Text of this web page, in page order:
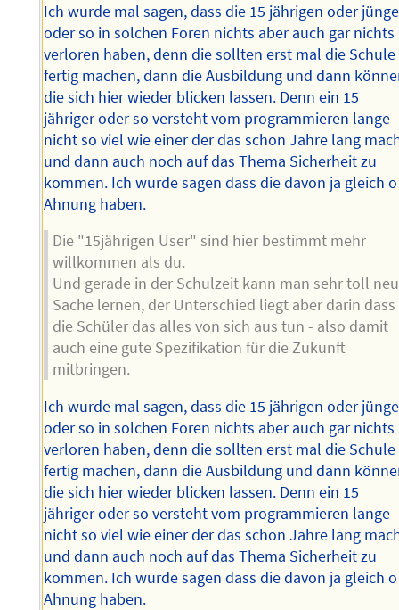
Ich wurde mal sagen, dass die 15 jährigen oder
oder so in solchen Foren nichts aber auch gar nichts
verloren haben, denn die sollten erst mal die Schule
fertig machen, dann die Ausbildung und dann
die sich hier wieder blicken lassen. Denn ein 15
jähriger oder so versteht vom programmieren lange
nicht so viel wie einer der das schon Jahre lang
und dann auch noch auf das Thema Sicherheit zu
kommen. Ich wurde sagen dass die davon ja gleich o
Ahnung haben.
Die "15jährigen User" sind hier bestimmt mehr
willkommen als du.
Und gerade in der Schulzeit kann man sehr toll
Sache lernen, der Unterschied liegt aber darin dass
die Schüler das alles von sich aus tun - also damit
auch eine gute Spezifikation für die Zukunft
mitbringen.
Ich wurde mal sagen, dass die 15 jährigen oder
oder so in solchen Foren nichts aber auch gar nichts
verloren haben, denn die sollten erst mal die Schule
fertig machen, dann die Ausbildung und dann
die sich hier wieder blicken lassen. Denn ein 15
jähriger oder so versteht vom programmieren lange
nicht so viel wie einer der das schon Jahre lang
und dann auch noch auf das Thema Sicherheit zu
kommen. Ich wurde sagen dass die davon ja gleich o
Ahnung haben.